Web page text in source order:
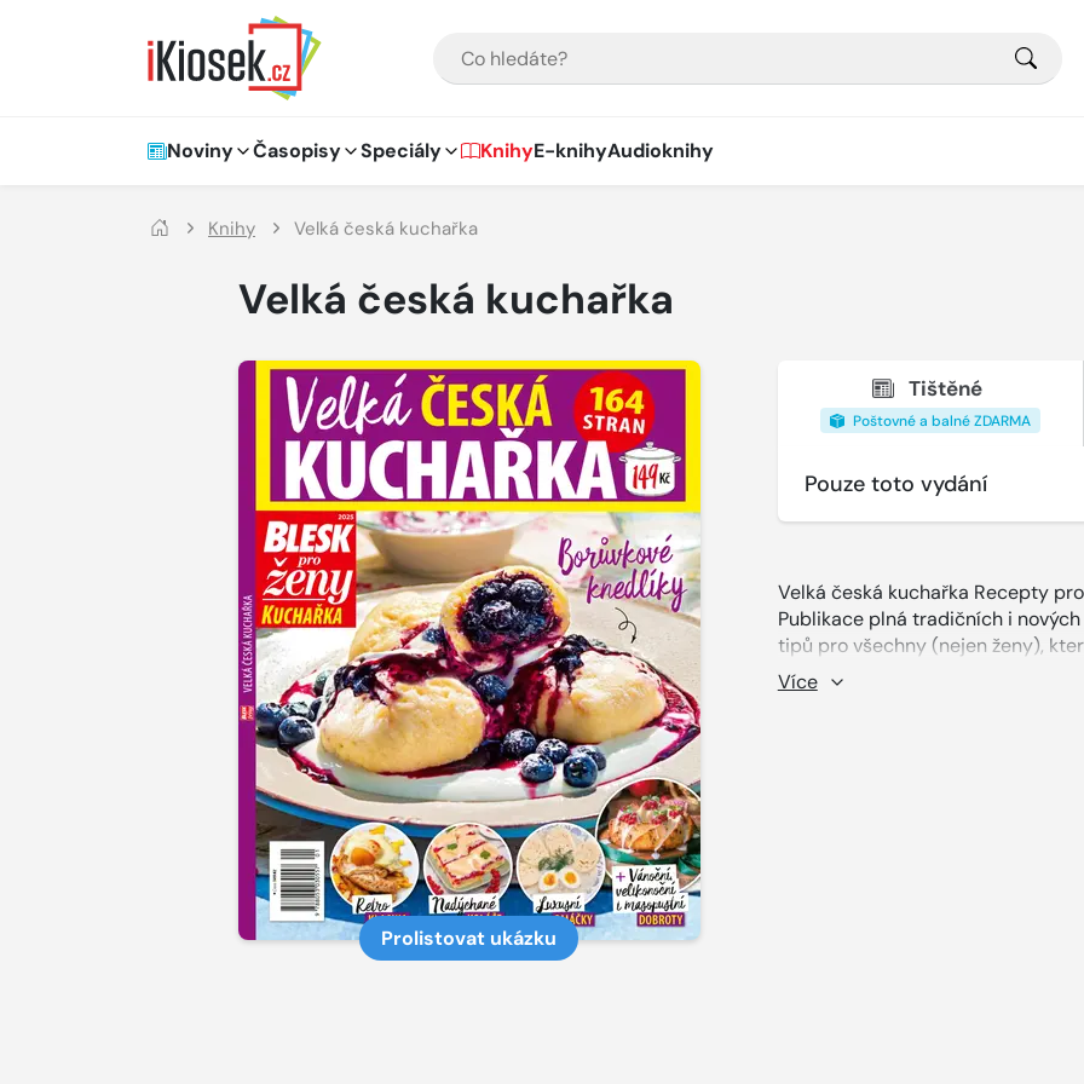
Hlavní navigace
Noviny Časopisy Speciály KnihyE-knihyAudioknihy
Knihy Velká česká kuchařka
Velká česká kuchařka
Prolistovat ukázku
Tištěné
Poštovné a balné ZDARMA
Pouze toto vydání
Velká česká kuchařka Recepty
Publikace plná tradičních i
tipů pro všechny (nejen ženy),
Více